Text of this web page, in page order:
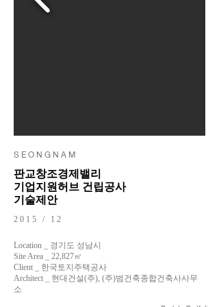
S E O N G N A M
판교창조경제밸리
기업지원허브 건립공사
기술제안
2015 / 12
Location _ 경기도 성남시
Site Area _ 22,827㎡
Client _ 한국토지주택공사
Architect _ 현대건설(주), (주)범건축종합건축사사무
소